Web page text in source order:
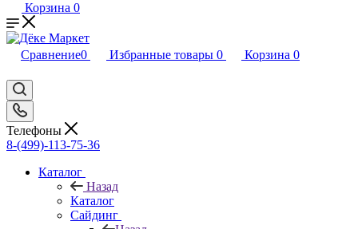
Корзина 0
Сравнение0 Избранные товары 0 Корзина 0
Телефоны
8-(499)-113-75-36
Каталог
Назад
Каталог
Сайдинг